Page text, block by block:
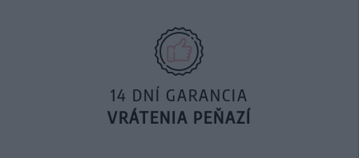
14 DNÍ GARANCIA
VRÁTENIA PEŇAZÍ